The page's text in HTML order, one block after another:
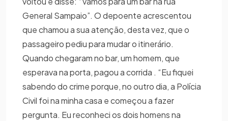
General Sampaio”. O depoente acrescentou
que chamou a sua atenção, desta vez, que o
passageiro pediu para mudar o itinerário.
Quando chegaram no bar, um homem, que
esperava na porta, pagou a corrida . “Eu fiquei
sabendo do crime porque, no outro dia, a Polícia
Civil foi na minha casa e começou a fazer
pergunta. Eu reconheci os dois homens na